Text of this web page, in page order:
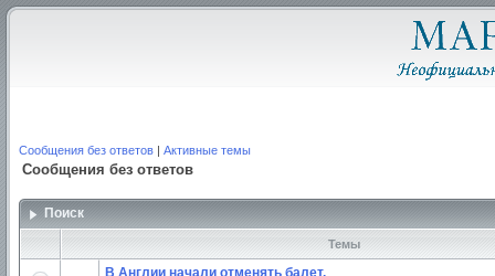
Сообщения без ответов | Активные темы
Сообщения без ответов
Поиск
Темы
В Англии начали отменять балет.